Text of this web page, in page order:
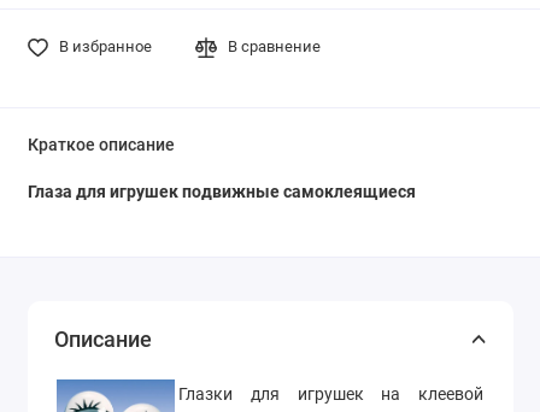
В избранное В сравнение
Краткое описание
Глаза для игрушек подвижные самоклеящиеся
Описание
Глазки для игрушек на клеевой